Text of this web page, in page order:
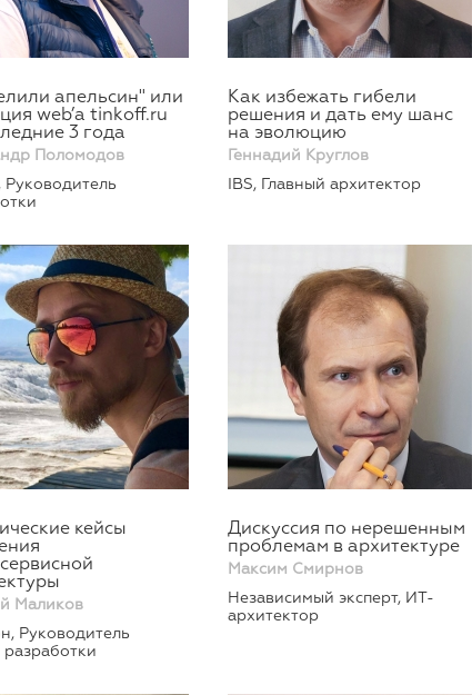
апельсин" или
web’а tinkoff.ru
3 года
Поломодов
Руководитель
Как избежать гибели
решения и дать ему шанс
на эволюцию
Геннадий Круглов
IBS, Главный архитектор
кейсы
Маликов
Руководитель
разработки
Дискуссия по нерешенным
проблемам в архитектуре
Максим Смирнов
Независимый эксперт, ИТ-
архитектор